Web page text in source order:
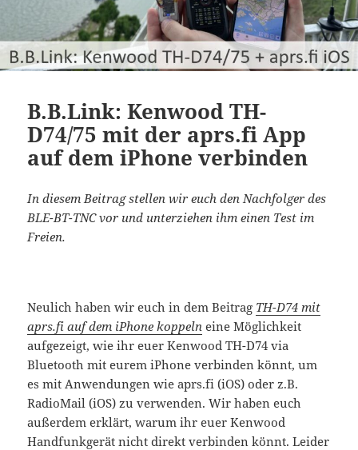
B.B.Link: Kenwood TH-
D74/75 mit der aprs.fi App
auf dem iPhone verbinden
In diesem Beitrag stellen wir euch den Nachfolger des
BLE-BT-TNC vor und unterziehen ihm einen Test im
Freien.
Neulich haben wir euch in dem Beitrag TH-D74 mit
aprs.fi auf dem iPhone koppeln eine Möglichkeit
aufgezeigt, wie ihr euer Kenwood TH-D74 via
Bluetooth mit eurem iPhone verbinden könnt, um
es mit Anwendungen wie aprs.fi (iOS) oder z.B.
RadioMail (iOS) zu verwenden. Wir haben euch
außerdem erklärt, warum ihr euer Kenwood
Handfunkgerät nicht direkt verbinden könnt. Leider